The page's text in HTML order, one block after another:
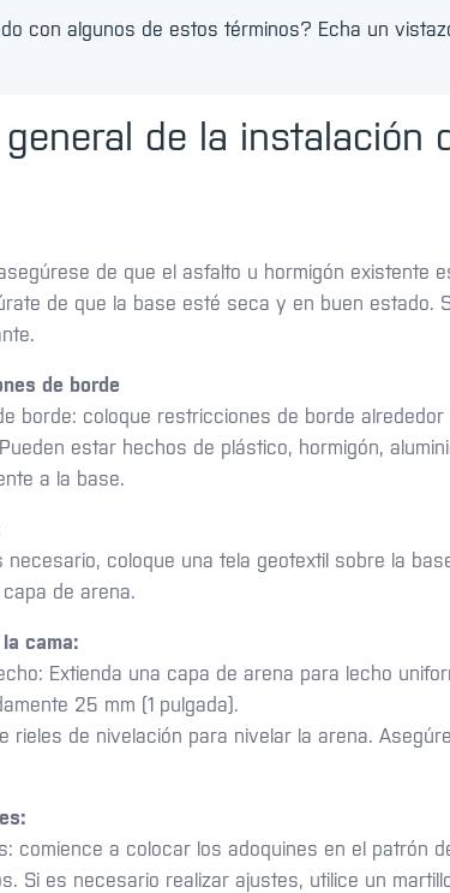
con algunos de estos términos? Echa un
de la instalación
de que el asfalto u hormigón existente
de que la base esté seca y en buen estado.
de borde
borde: coloque restricciones de borde
estar hechos de plástico, hormigón,
a la base.
necesario, coloque una tela geotextil sobre la
de arena.
cama:
Extienda una capa de arena para lecho
25 mm (1 pulgada).
rieles de nivelación para nivelar la arena.
comience a colocar los adoquines en el patrón
Si es necesario realizar ajustes, utilice un